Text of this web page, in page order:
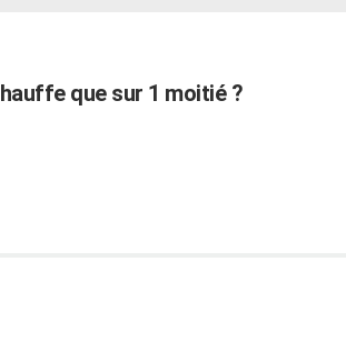
que sur 1 moitié ?